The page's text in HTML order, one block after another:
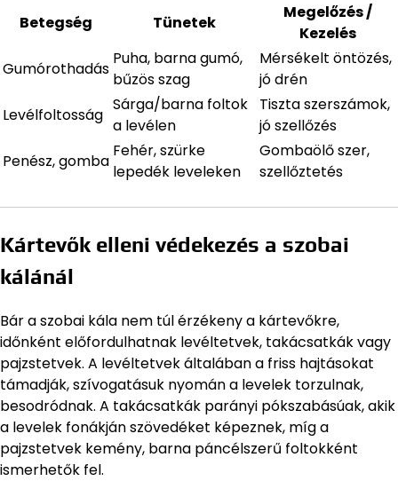
Betegség Tünetek
Megelőzés /
Kezelés
Gumórothadás
Puha, barna gumó,
bűzös szag
Mérsékelt öntözés,
jó drén
Levélfoltosság
Sárga/barna foltok
a levélen
Tiszta szerszámok,
jó szellőzés
Penész, gomba
Fehér, szürke
lepedék leveleken
Gombaölő szer,
szellőztetés
Kártevők elleni védekezés a szobai
kálánál
Bár a szobai kála nem túl érzékeny a kártevőkre,
időnként előfordulhatnak levéltetvek, takácsatkák vagy
pajzstetvek. A levéltetvek általában a friss hajtásokat
támadják, szívogatásuk nyomán a levelek torzulnak,
besodródnak. A takácsatkák parányi pókszabásúak, akik
a levelek fonákján szövedéket képeznek, míg a
pajzstetvek kemény, barna páncélszerű foltokként
ismerhetők fel.